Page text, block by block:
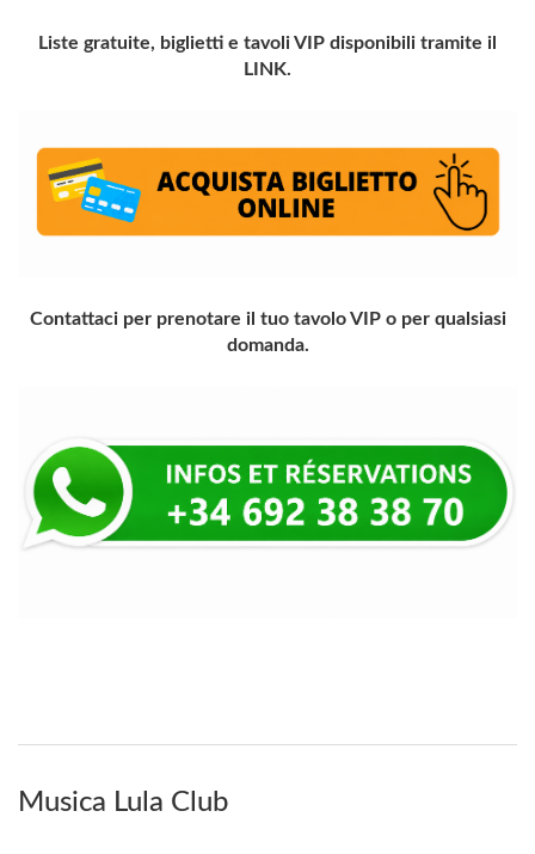
Liste gratuite, biglietti e tavoli VIP disponibili tramite il
LINK.
Contattaci per prenotare il tuo tavolo VIP o per qualsiasi
domanda.
Musica Lula Club